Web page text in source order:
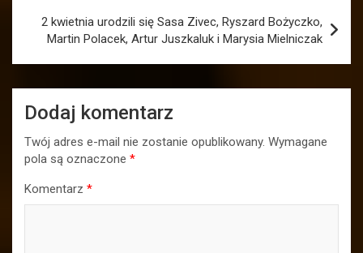
2 kwietnia urodzili się Sasa Zivec, Ryszard Bożyczko,
Martin Polacek, Artur Juszkaluk i Marysia Mielniczak
Dodaj komentarz
Twój adres e-mail nie zostanie opublikowany. Wymagane
pola są oznaczone *
Komentarz *